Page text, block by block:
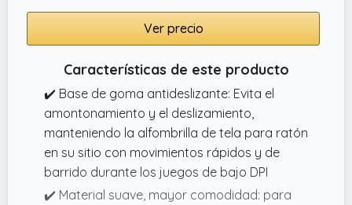
Ver precio
Características de este producto
✔️ Base de goma antideslizante: Evita el
amontonamiento y el deslizamiento,
manteniendo la alfombrilla de tela para ratón
en su sitio con movimientos rápidos y de
barrido durante los juegos de bajo DPI
✔️ Material suave, mayor comodidad: para